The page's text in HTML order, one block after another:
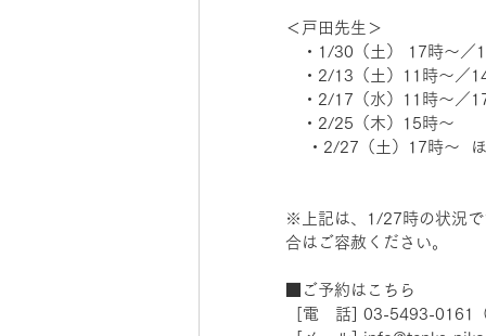
＜戸田先生＞
・1/30（土） 17時〜／
・2/13（土）11時〜／
・2/17（水）11時〜／
・2/25（木）15時〜
・2/27（土）17時〜
※上記は、1/27時の状況で
合はご容赦ください。
■ご予約はこちら
[電　話] 03-5493-